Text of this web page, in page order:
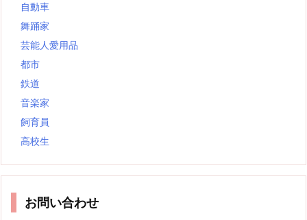
自動車
舞踊家
芸能人愛用品
都市
鉄道
音楽家
飼育員
高校生
お問い合わせ